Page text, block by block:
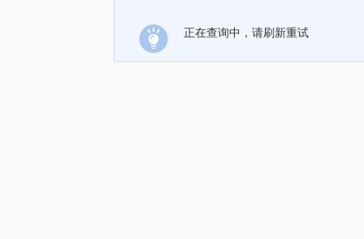
正在查询中，请刷新重试